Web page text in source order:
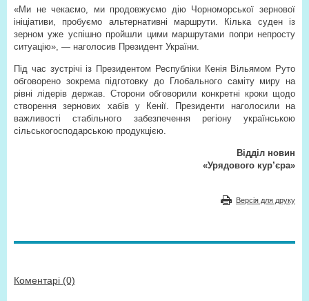
«Ми не чекаємо, ми продовжуємо дію Чорноморської зернової
ініціативи, пробуємо альтернативні маршрути. Кілька суден із
зерном уже успішно пройшли цими маршрутами попри непросту
ситуацію», — наголосив Президент України.
Під час зустрічі із Президентом Республіки Кенія Вільямом Руто
обговорено зокрема підготовку до Глобального саміту миру на
рівні лідерів держав. Сторони обговорили конкретні кроки щодо
створення зернових хабів у Кенії. Президенти наголосили на
важливості стабільного забезпечення регіону українською
сільськогосподарською продукцією.
Відділ новин
«Урядового кур’єра»
Версія для друку
Коментарі (0)